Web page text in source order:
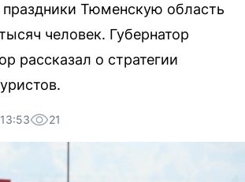
праздники Тюменскую область
человек. Губернатор
рассказал о стратегии
21